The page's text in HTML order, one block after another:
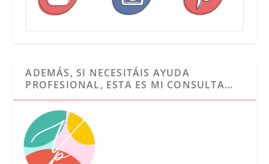
ADEMÁS, SI NECESITÁIS AYUDA
PROFESIONAL, ESTA ES MI CONSULTA…